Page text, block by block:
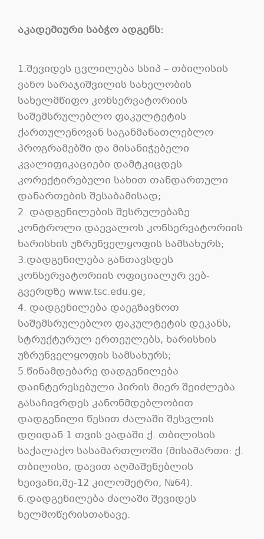
აკადემიური საბჭო ადგენს:
1.შევიდეს ცვლილება სსიპ – თბილისის
ვანო სარაჯიშვილის სახელობის
სახელმწიფო კონსერვატორიის
საშემსრულებლო ფაკულტეტის
ქართულენოვან საგანმანათლებლო
პროგრამებში და მისანიჭებელი
კვალიფიკაციები დამტკიცდეს
კორექტირებული სახით თანდართული
დანართების შესაბამისად;
2. დადგენილების შესრულებაზე
კონტროლი დაევალოს კონსერვატორიის
ხარისხის უზრუნველყოფის სამსახურს;
3.დადგენილება განთავსდეს
კონსერვატორიის ოფიციალურ ვებ-
გვერდზე www.tsc.edu.ge;
4. დადგენილება დაეგზავნოთ
საშემსრულებლო ფაკულტეტის დეკანს,
სტრუქტურულ ერთეულებს, ხარისხის
უზრუნველყოფის სამსახურს;
5.წინამდებარე დადგენილება
დაინტერესებული პირის მიერ შეიძლება
გასაჩივრდეს კანონმდებლობით
დადგენილი წესით ძალაში შესვლის
დღიდან 1 თვის ვადაში ქ. თბილისის
საქალაქო სასამართლოში (მისამართი: ქ.
თბილისი, დავით აღმაშენებლის
ხეივანი,მე-12 კილომეტრი, №64).
6.დადგენილება ძალაში შევიდეს
ხელმოწერისთანავე.